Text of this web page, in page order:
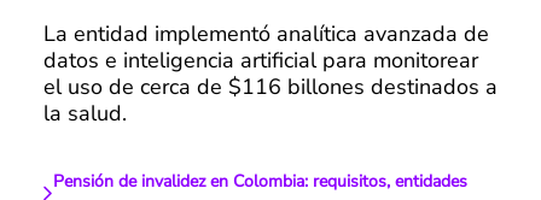
La entidad implementó analítica avanzada de
datos e inteligencia artificial para monitorear
el uso de cerca de $116 billones destinados a
la salud.
Pensión de invalidez en Colombia: requisitos, entidades